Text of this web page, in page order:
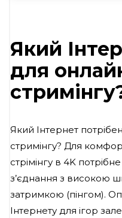
Який
для
Який Інтернет
стримінгу? Для
стрімінгу в 4K
з’єднання з високою
затримкою (пінгом).
Інтернету для ігор